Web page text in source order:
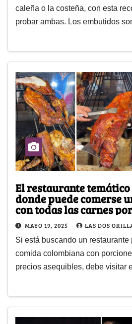
caleña o la costeña, con esta
probar ambas. Los embutidos
El restaurante temático
donde puede comerse
con todas las carnes
MAYO 19, 2025 LAS DOS
Si está buscando un restaurante
comida colombiana con
precios asequibles, debe visitar